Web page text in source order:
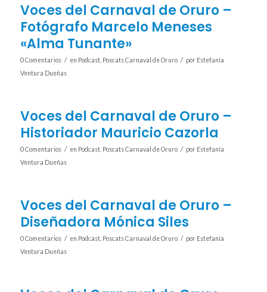
Voces del Carnaval de Oruro –
Fotógrafo Marcelo Meneses
«Alma Tunante»
0 Comentarios / en Podcast, Poscats Carnaval de Oruro / por Estefanía
Ventura Dueñas
Voces del Carnaval de Oruro –
Historiador Mauricio Cazorla
0 Comentarios / en Podcast, Poscats Carnaval de Oruro / por Estefanía
Ventura Dueñas
Voces del Carnaval de Oruro –
Diseñadora Mónica Siles
0 Comentarios / en Podcast, Poscats Carnaval de Oruro / por Estefanía
Ventura Dueñas